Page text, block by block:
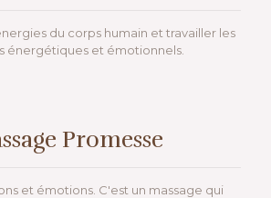
du corps humain et travailler les
énergétiques et émotionnels.
Promesse
et émotions. C'est un massage qui